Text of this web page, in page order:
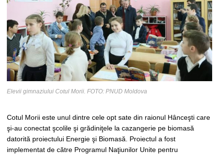
Elevii gimnaziului Cotul Morii. FOTO: PNUD Moldova
Cotul Morii este unul dintre cele opt sate din raionul Hânceşti care
şi-au conectat şcolile şi grădiniţele la cazangerie pe biomasă
datorită proiectului Energie şi Biomasă. Proiectul a fost
implementat de către Programul Naţiunilor Unite pentru